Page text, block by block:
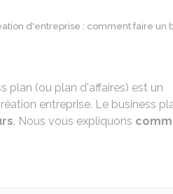
d'entreprise : comment faire un
plan (ou plan d'affaires) est un
entreprise. Le business
. Nous vous expliquons